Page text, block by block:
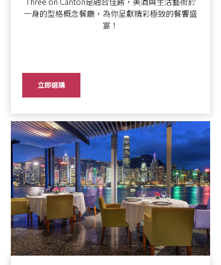
一身的型格概念餐廳，為你呈獻精彩極致的餐饗盛
宴！
立即選購